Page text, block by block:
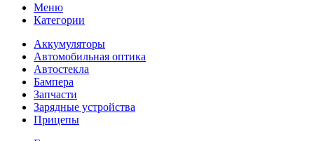
Меню
Категории
Аккумуляторы
Автомобильная оптика
Автостекла
Бампера
Запчасти
Зарядные устройства
Прицепы